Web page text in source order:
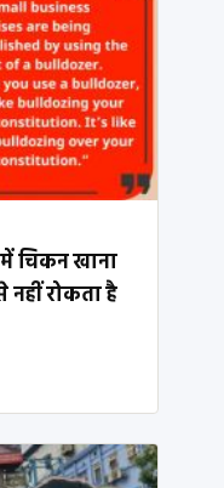
चिकन खाना
रोकता है